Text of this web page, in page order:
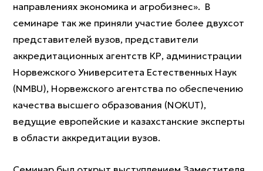
направлениях экономика и агробизнес». В
семинаре так же приняли участие более двухсот
представителей вузов, представители
аккредитационных агентств КР, администрации
Норвежского Университета Естественных Наук
(NMBU), Норвежского агентства по обеспечению
качества высшего образования (NOKUT),
ведущие европейские и казахстанские эксперты
в области аккредитации вузов.